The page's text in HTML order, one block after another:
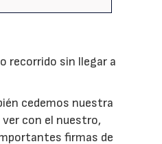
recorrido sin llegar a
cedemos nuestra
con el nuestro,
firmas de